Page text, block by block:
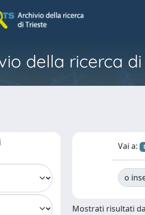
della ricerca di
Vai a:
o
Mostrati risultati